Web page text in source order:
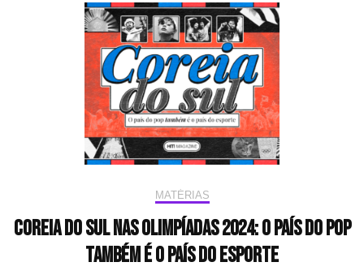
MATÉRIAS
Coreia do Sul nas Olimpíadas 2024: o país do pop
também é o país do esporte